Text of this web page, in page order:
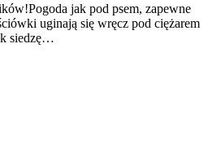
jak pod psem, zapewne
uginają się wręcz pod ciężarem
siedzę…